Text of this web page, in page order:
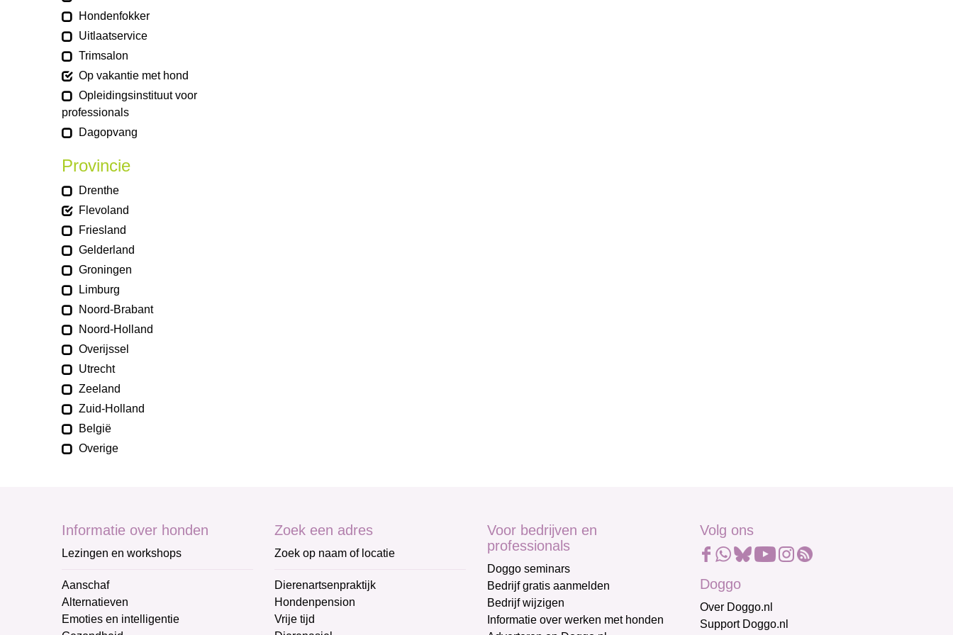
Hondenfokker
Uitlaatservice
Trimsalon
Op vakantie met hond
Opleidingsinstituut voor
professionals
Dagopvang
Provincie
Drenthe
Flevoland
Friesland
Gelderland
Groningen
Limburg
Noord-Brabant
Noord-Holland
Overijssel
Utrecht
Zeeland
Zuid-Holland
België
Overige
Informatie over honden
Lezingen en workshops
Aanschaf
Alternatieven
Emoties en intelligentie
Zoek een adres
Zoek op naam of locatie
Dierenartsenpraktijk
Hondenpension
Vrije tijd
Voor bedrijven en
professionals
Doggo seminars
Bedrijf gratis aanmelden
Bedrijf wijzigen
Informatie over werken met honden
Volg ons
Doggo
Over Doggo.nl
Support Doggo.nl